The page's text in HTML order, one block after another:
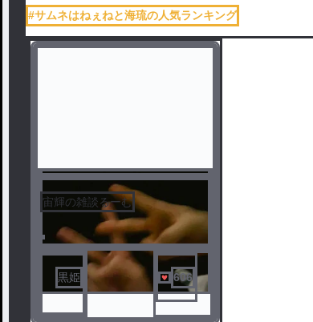
#サムネはねぇねと海琉の人気ランキング
宙輝の雑談るーむ
黒姫 606